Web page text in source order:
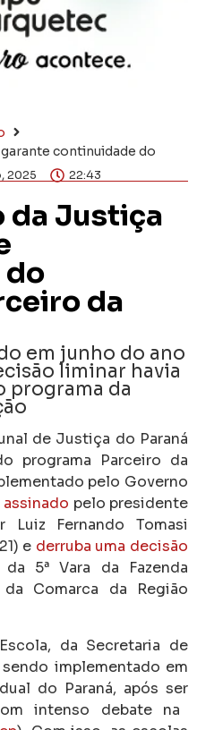
continuidade do
2025
22:43
da Justiça
da
em junho do ano
liminar havia
programa da
de Justiça do Paraná
programa Parceiro da
pelo Governo
pelo presidente
Luiz Fernando Tomasi
e derruba uma decisão
5ª Vara da Fazenda
Comarca da Região
da Secretaria de
implementado em
do Paraná, após ser
intenso debate na